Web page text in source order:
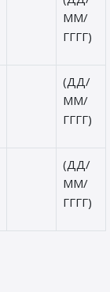
ММ/
ГГГГ)
(ДД/
ММ/
ГГГГ)
(ДД/
ММ/
ГГГГ)